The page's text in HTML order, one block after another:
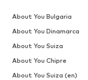
About You Bulgaria
About You Dinamarca
About You Suiza
About You Chipre
About You Suiza (en)